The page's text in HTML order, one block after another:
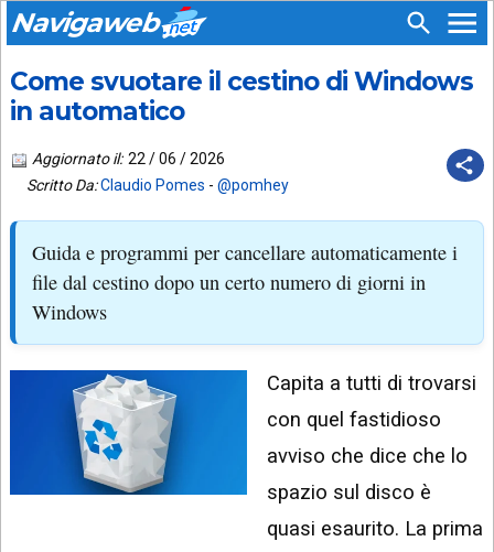
Navigaweb
HOME
SIAMO
SUPPORTO
CONTATTA
PIÙ
LETTI
ARCHIVIO
VIDEO
SEGUICI
SU:
APP
ANDROID
EMAIL
TELEGRAM
TIKTOK
YOUTUBE
INSTAGRAM
Come svuotare il cestino di Windows
in automatico
Aggiornato il: 22 / 06 / 2026
Scritto Da:Claudio Pomes - @pomhey
Guida e programmi per cancellare automaticamente i
file dal cestino dopo un certo numero di giorni in
Windows
Capita a tutti di trovarsi
con quel fastidioso
avviso che dice che lo
spazio sul disco è
quasi esaurito. La prima